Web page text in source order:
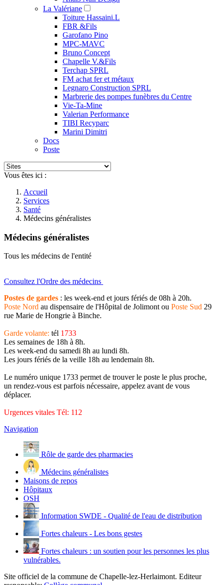
La Valériane
Toiture Hassaini.L
FBR &Fils
Garofano Pino
MPC-MAVC
Bruno Concept
Chapelle V.&Fils
Terchap SPRL
FM achat fer et métaux
Legnaro Construction SPRL
Marbrerie des pompes funèbres du Centre
Vie-Ta-Mine
Valerian Performance
TIBI Recyparc
Marini Dimitri
Docs
Poste
Vous êtes ici :
Accueil
Services
Santé
Médecins généralistes
Médecins généralistes
Tous les médecins de l'entité
Consultez l'Ordre des médecins
Postes de gardes : les week-end et jours fériés de 08h à 20h.
Poste Nord au dispensaire de l'Hôpital de Jolimont ou Poste Sud 29
rue Marie de Hongrie à Binche.
Garde volante: tél 1733
Les semaines de 18h à 8h.
Les week-end du samedi 8h au lundi 8h.
Les jours fériés de la veille 18h au lendemain 8h.
Le numéro unique 1733 permet de trouver le poste le plus proche,
un rendez-vous est parfois nécessaire, appelez avant de vous
déplacer.
Urgences vitales Tél: 112
Navigation
Rôle de garde des pharmacies
Médecins généralistes
Maisons de repos
Hôpitaux
OSH
Information SWDE - Qualité de l'eau de distribution
Fortes chaleurs - Les bons gestes
Fortes chaleurs : un soutien pour les personnes les plus
vulnérables.
Site officiel de la commune de Chapelle-lez-Herlaimont. Editeur